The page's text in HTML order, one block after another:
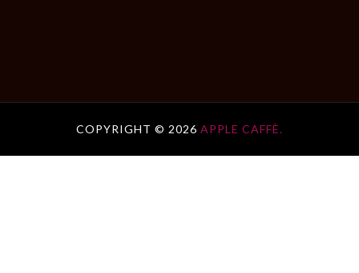
COPYRIGHT © 2026 APPLE CAFFÈ.